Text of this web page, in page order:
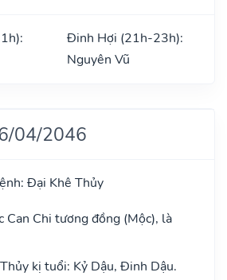
Đinh Hợi (21h-23h):
Nguyên Vũ
04/2046
Đại Khê Thủy
Can Chi tương đồng (Mộc), là
kị tuổi: Kỷ Dậu, Đinh Dậu.